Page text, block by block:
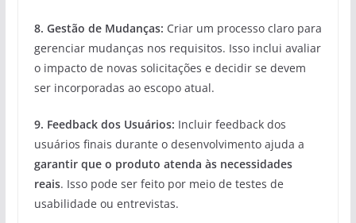
8. Gestão de Mudanças: Criar um processo claro para
gerenciar mudanças nos requisitos. Isso inclui avaliar
o impacto de novas solicitações e decidir se devem
ser incorporadas ao escopo atual.
9. Feedback dos Usuários: Incluir feedback dos
usuários finais durante o desenvolvimento ajuda a
garantir que o produto atenda às necessidades
reais. Isso pode ser feito por meio de testes de
usabilidade ou entrevistas.